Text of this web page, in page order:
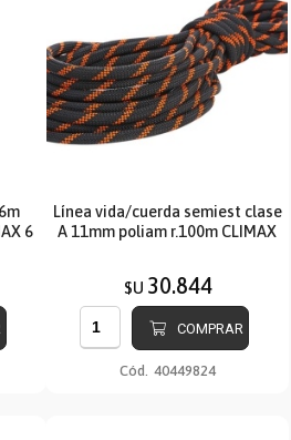
6
Línea vida/cuerda semiest clase
A 11mm poliam r.100m CLIMAX
$U 30.844
COMPRAR
Cód. 40449824